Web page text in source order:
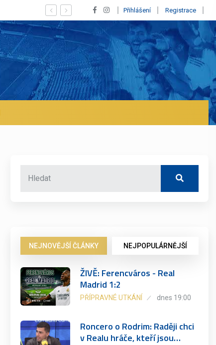
Vypískaný Vinícius! Blíží se jeho odchod z Realu a
Přihlášení Registrace
NEJNOVĚJŠÍ ČLÁNKY NEJPOPULÁRNĚJŠÍ
ŽIVĚ: Ferencváros - Real
Madrid 1:2
PŘÍPRAVNÉ UTKÁNÍ dnes 19:00
Roncero o Rodrim: Raději chci
v Realu hráče, kteří jsou…